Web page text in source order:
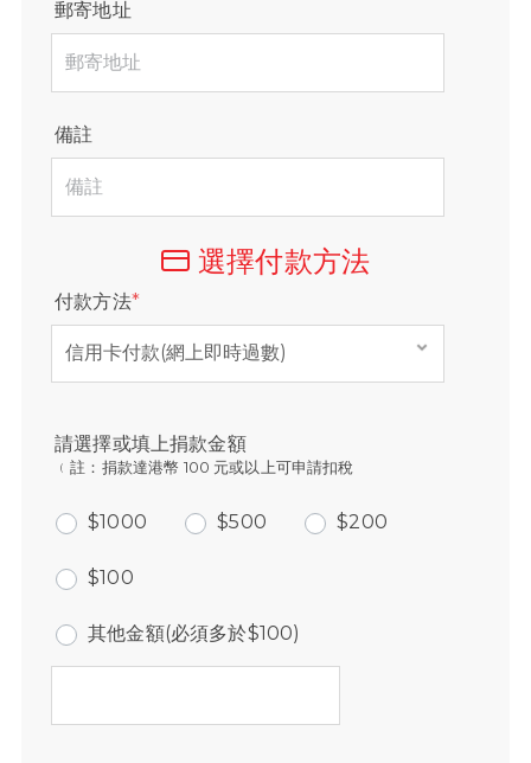
郵寄地址
備註
選擇付款方法
付款方法*
請選擇或填上捐款金額
﹙註：捐款達港幣 100 元或以上可申請扣稅
$1000 $500 $200
$100
其他金額(必須多於$100)